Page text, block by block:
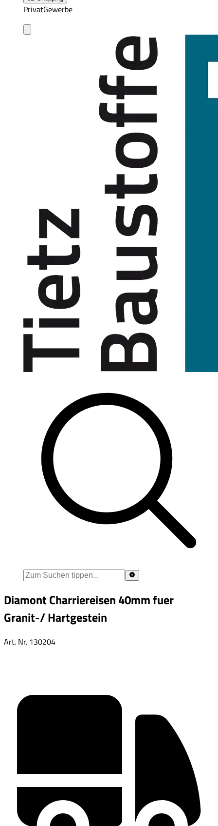
PrivatGewerbe
Diamont Charriereisen 40mm fuer
Granit-/ Hartgestein
Art. Nr. 130204